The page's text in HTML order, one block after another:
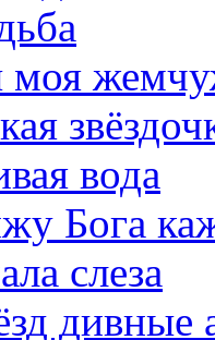
вода
Бога
слеза
дивные